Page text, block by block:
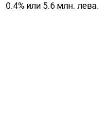
0.4% или 5.6 млн. лева.